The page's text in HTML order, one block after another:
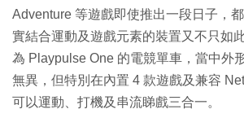
Adventure 等遊戲即使推出一段日子，
實結合運動及遊戲元素的裝置又不只如
為 Playpulse One 的電競單車，當中外
無異，但特別在內置 4 款遊戲及兼容
可以運動、打機及串流睇戲三合一。